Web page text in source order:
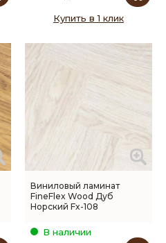
Купить в 1 клик
Виниловый ламинат
FineFlex Wood Дуб
Норский Fx-108
В наличии